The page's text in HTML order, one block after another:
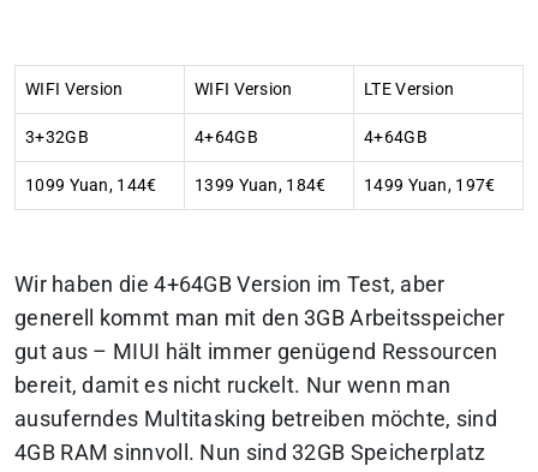
WIFI Version WIFI Version LTE Version
3+32GB 4+64GB 4+64GB
1099 Yuan, 144€ 1399 Yuan, 184€ 1499 Yuan, 197€
Wir haben die 4+64GB Version im Test, aber
generell kommt man mit den 3GB Arbeitsspeicher
gut aus – MIUI hält immer genügend Ressourcen
bereit, damit es nicht ruckelt. Nur wenn man
ausuferndes Multitasking betreiben möchte, sind
4GB RAM sinnvoll. Nun sind 32GB Speicherplatz